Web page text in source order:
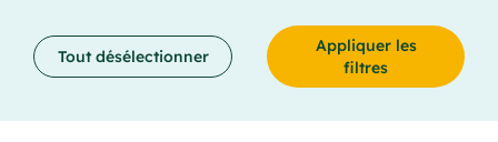
Tout désélectionner
Appliquer les
filtres